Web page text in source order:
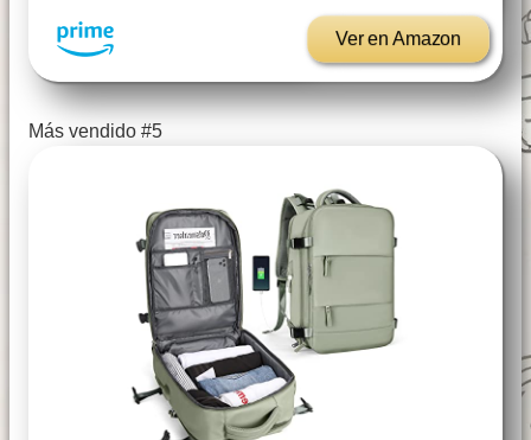
Ver en Amazon
Más vendido #5